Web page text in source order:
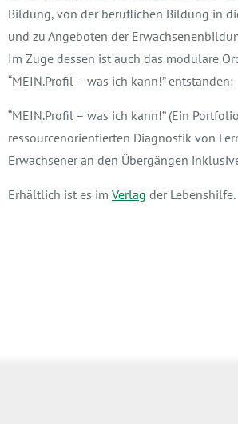
Bildung, von der beruflichen Bildung in
und zu Angeboten der
Im Zuge dessen ist auch das modulare
“MEIN.Profil – was ich kann!” entstanden:
“MEIN.Profil – was ich kann!” (Ein
ressourcenorientierten Diagnostik von
Erwachsener an den Übergängen
Erhältlich ist es im Verlag der Lebenshilfe.